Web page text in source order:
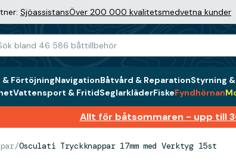
SjöassistansÖver 200 000 kvalitetsmedvetna kunder
& FörtöjningNavigationBåtvård & ReparationStyrning
Vattensport & FritidSeglarkläderFiskeFyndhörnan
Allt för båtsommaren - upp till
/Osculati Tryckknappar 17mm med Verktyg 15st